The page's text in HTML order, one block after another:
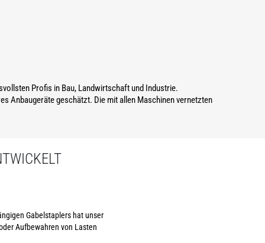
Profis in Bau, Landwirtschaft und Industrie.
Anbaugeräte geschätzt. Die mit allen Maschinen vernetzten
Gabelstaplers hat unser
Aufbewahren von Lasten